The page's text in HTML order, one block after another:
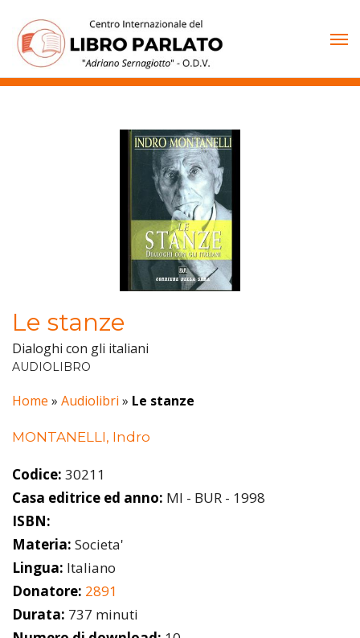
contenuto
Le stanze
Dialoghi con gli italiani
AUDIOLIBRO
Home » Audiolibri » Le stanze
MONTANELLI, Indro
Codice: 30211
Casa editrice ed anno: MI - BUR - 1998
ISBN:
Materia: Societa'
Lingua: Italiano
Donatore: 2891
Durata: 737 minuti